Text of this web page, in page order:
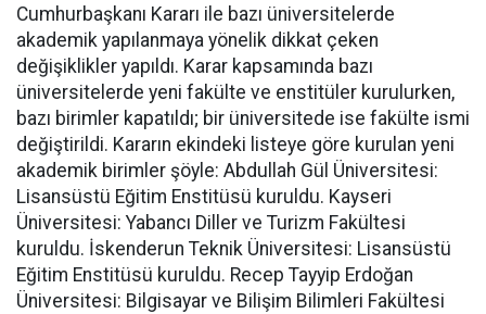
Cumhurbaşkanı Kararı ile bazı üniversitelerde
akademik yapılanmaya yönelik dikkat çeken
değişiklikler yapıldı. Karar kapsamında bazı
üniversitelerde yeni fakülte ve enstitüler kurulurken,
bazı birimler kapatıldı; bir üniversitede ise fakülte ismi
değiştirildi. Kararın ekindeki listeye göre kurulan yeni
akademik birimler şöyle: Abdullah Gül Üniversitesi:
Lisansüstü Eğitim Enstitüsü kuruldu. Kayseri
Üniversitesi: Yabancı Diller ve Turizm Fakültesi
kuruldu. İskenderun Teknik Üniversitesi: Lisansüstü
Eğitim Enstitüsü kuruldu. Recep Tayyip Erdoğan
Üniversitesi: Bilgisayar ve Bilişim Bilimleri Fakültesi